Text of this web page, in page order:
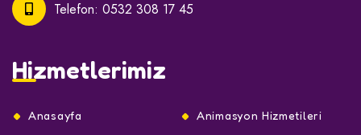
Telefon: 0532 308 17 45
Hizmetlerimiz
Anasayfa Animasyon Hizmetileri